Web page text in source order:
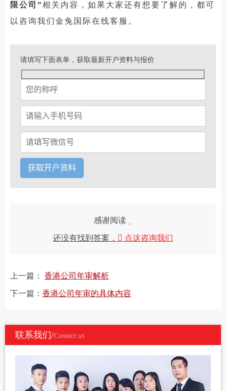
限公司”相关内容，如果大家还有想要了解的，都可
以咨询我们金兔国际在线客服。
请填写下面表单，获取最新开户资料与报价
感谢阅读
还没有找到答案， 点这咨询我们
上一篇： 香港公司年审解析
下一篇： 香港公司年审的具体内容
联系我们/Contact us